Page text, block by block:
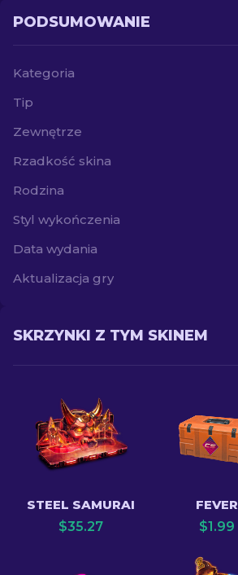
PODSUMOWANIE
Kategoria
Tip
Zewnętrze
Rzadkość skina
Rodzina
Styl wykończenia
Data wydania
Aktualizacja gry
SKRZYNKI Z TYM SKINEM
STEEL SAMURAI
$35.27
FEVER
$1.99